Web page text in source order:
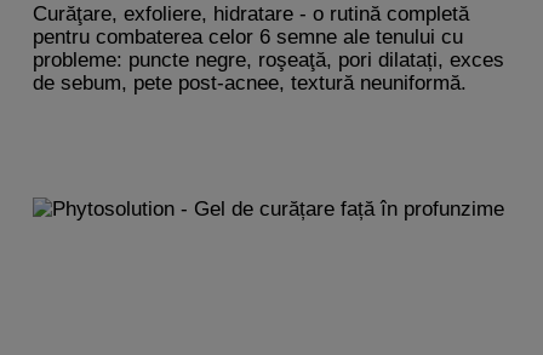
Curăţare, exfoliere, hidratare - o rutină completă
pentru combaterea celor 6 semne ale tenului cu
probleme: puncte negre, roşeaţă, pori dilatați, exces
de sebum, pete post-acnee, textură neuniformă.